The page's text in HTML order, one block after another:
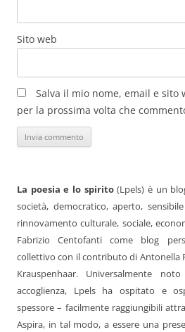
Sito web
Salva il mio nome, email e sito
per la prossima volta che
La poesia e lo spirito(Lpels) è un
società, democratico, aperto,
rinnovamento culturale, sociale,
Fabrizio Centofanti come blog
collettivo con il contributo di Antonella
Krauspenhaar. Universalmente
accoglienza, Lpels ha ospitato e
spessore – facilmente raggiungibili
Aspira, in tal modo, a essere una